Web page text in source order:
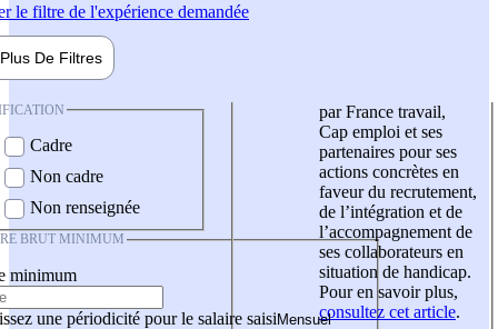
le filtre de l'expérience demandée
Plus De Filtres
Cadre
Non cadre
Non renseignée
BRUT MINIMUM
minimum
une périodicité pour le salaire saisi
par France travail,
Cap emploi et ses
partenaires pour ses
actions concrètes en
faveur du recrutement,
de l’intégration et de
l’accompagnement de
ses collaborateurs en
situation de handicap.
Pour en savoir plus,
consultez cet article.